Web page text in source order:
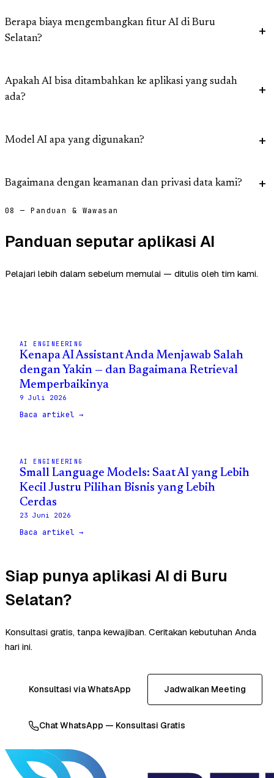
Berapa biaya mengembangkan fitur AI di Buru
Selatan?
Apakah AI bisa ditambahkan ke aplikasi yang sudah
ada?
Model AI apa yang digunakan?
Bagaimana dengan keamanan dan privasi data kami?
08 — Panduan & Wawasan
Panduan seputar aplikasi AI
Pelajari lebih dalam sebelum memulai — ditulis oleh tim kami.
AI ENGINEERING
Kenapa AI Assistant Anda Menjawab Salah
dengan Yakin — dan Bagaimana Retrieval
Memperbaikinya
9 Juli 2026
Baca artikel →
AI ENGINEERING
Small Language Models: Saat AI yang Lebih
Kecil Justru Pilihan Bisnis yang Lebih
Cerdas
23 Juni 2026
Baca artikel →
Siap punya aplikasi AI di Buru
Selatan?
Konsultasi gratis, tanpa kewajiban. Ceritakan kebutuhan Anda
hari ini.
Konsultasi via WhatsApp Jadwalkan Meeting
Chat WhatsApp — Konsultasi Gratis